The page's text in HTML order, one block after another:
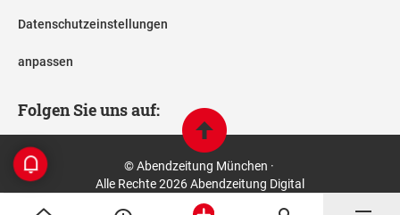
Datenschutzeinstellungen
anpassen
Folgen Sie uns auf:
© Abendzeitung München ·
Alle Rechte 2026 Abendzeitung Digital